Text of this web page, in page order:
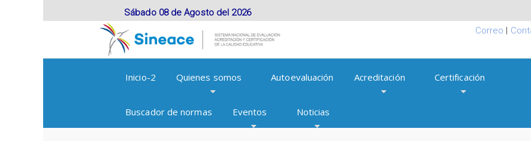
Sábado 08 de Agosto del 2026
Correo |
Inicio-2 Quienes somos Autoevaluación Acreditación Certificación
Buscador de normas Eventos Noticias